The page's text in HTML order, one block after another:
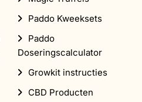
Paddo Kweeksets
Paddo
Doseringscalculator
Growkit instructies
CBD Producten